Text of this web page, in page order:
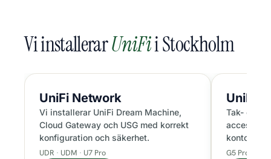
Vi installerarUniFii Stockholm
UniFi Network
Vi installerar UniFi Dream Machine,
Cloud Gateway och USG med korrekt
konfiguration och säkerhet.
UDR
UDM U7 Pro
UniFi
Tak- och
kontor och
G5 Pro